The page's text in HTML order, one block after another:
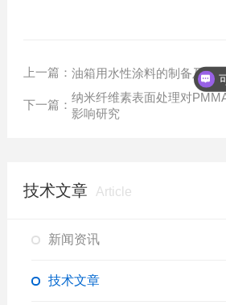
上一篇： 油箱用水性涂料的制备及性
下一篇：
纳米纤维素表面处理对
影响研究
技术文章 Article
新闻资讯
技术文章